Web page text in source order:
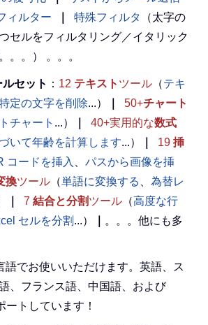
ィルター 特殊フィルタ
（太字の
セルをフィルタリング／イタリック
。。） 。。。
ルセット ： 12 テキスト ツール （テキ
定の文字を削除...） 50+チャート
チャート ...） 40+実用的な数式
いて年齢を計算します...） 19 挿
コードを挿入
パスから画像を挿
換ツール （単語に変換する
為替レ
7 結合と分割ツール （高度な行
セルを分割 ...）
。。。他にも多
語でお使いいただけます。英語、ス
、フランス語、中国語、および
トしています！